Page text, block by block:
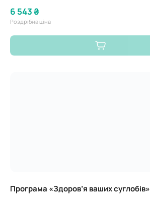
6 543 ₴
Роздрібна ціна
Програма «Здоров’я ваших суглобів»